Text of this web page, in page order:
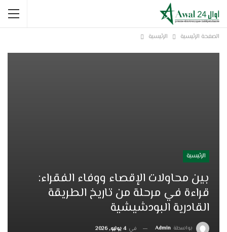
الصفحة الرئيسية الرئيسية
الرئيسية
بين محاولات الإقصاء ووفاء الفقراء:
قراءة في مرحلة من تاريخ الطريقة
القادرية البودشيشية
بواسطة Admin في 4 يوليو, 2026